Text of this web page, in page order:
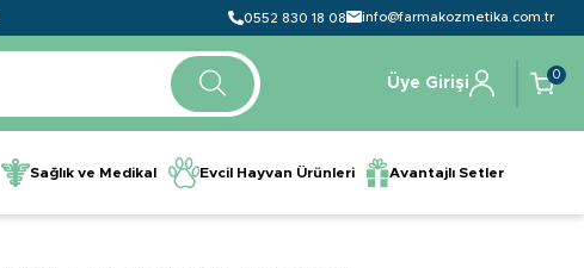
0552 830 18 08 info@farmakozmetika.com.tr
Üye Girişi
0
Sağlık ve Medikal Evcil Hayvan Ürünleri Avantajlı Setler